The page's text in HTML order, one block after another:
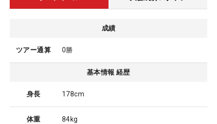
成績
ツアー通算 0勝
基本情報 経歴
身長 178cm
体重 84kg